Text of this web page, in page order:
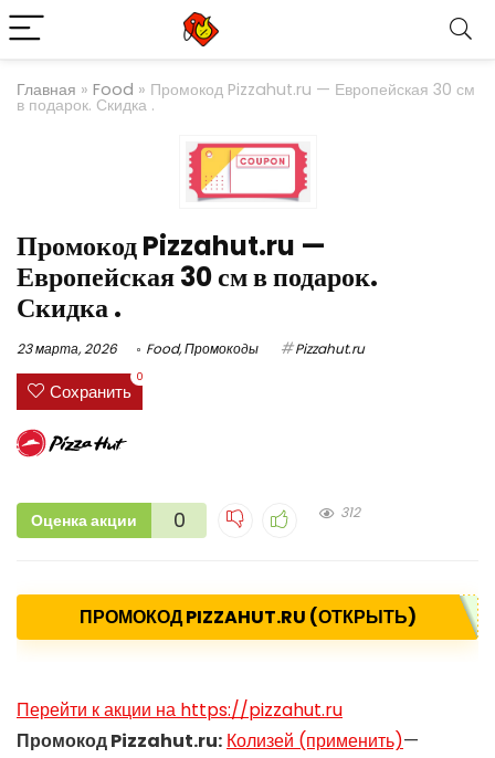
Главная » Food » Промокод Pizzahut.ru — Европейская 30 см
в подарок. Скидка .
Промокод Pizzahut.ru —
Европейская 30 см в подарок.
Скидка .
23 марта, 2026 Food,Промокоды Pizzahut.ru
Сохранить
0
Оценка акции 0 312
ПРОМОКОД PIZZAHUT.RU (ОТКРЫТЬ)
Перейти к акции на https://pizzahut.ru
Промокод Pizzahut.ru: Колизей (применить)—